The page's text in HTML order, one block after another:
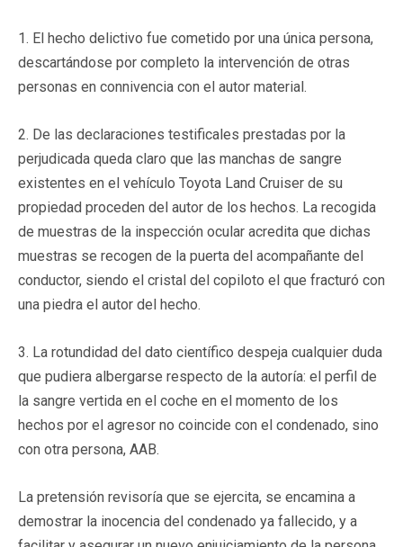
1. El hecho delictivo fue cometido por una única persona,
descartándose por completo la intervención de otras
personas en connivencia con el autor material.
2. De las declaraciones testificales prestadas por la
perjudicada queda claro que las manchas de sangre
existentes en el vehículo Toyota Land Cruiser de su
propiedad proceden del autor de los hechos. La recogida
de muestras de la inspección ocular acredita que dichas
muestras se recogen de la puerta del acompañante del
conductor, siendo el cristal del copiloto el que fracturó con
una piedra el autor del hecho.
3. La rotundidad del dato científico despeja cualquier duda
que pudiera albergarse respecto de la autoría: el perfil de
la sangre vertida en el coche en el momento de los
hechos por el agresor no coincide con el condenado, sino
con otra persona, AAB.
La pretensión revisoría que se ejercita, se encamina a
demostrar la inocencia del condenado ya fallecido, y a